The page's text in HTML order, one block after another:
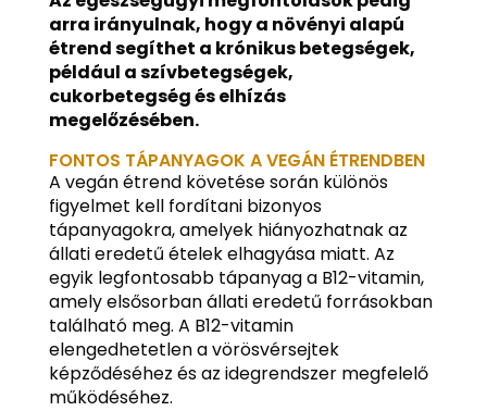
arra irányulnak, hogy a növényi alapú
étrend segíthet a krónikus betegségek,
például a szívbetegségek,
cukorbetegség és elhízás
megelőzésében.
FONTOS TÁPANYAGOK A VEGÁN ÉTRENDBEN
A vegán étrend követése során különös
figyelmet kell fordítani bizonyos
tápanyagokra, amelyek hiányozhatnak az
állati eredetű ételek elhagyása miatt. Az
egyik legfontosabb tápanyag a B12-vitamin,
amely elsősorban állati eredetű forrásokban
található meg. A B12-vitamin
elengedhetetlen a vörösvérsejtek
képződéséhez és az idegrendszer megfelelő
működéséhez.